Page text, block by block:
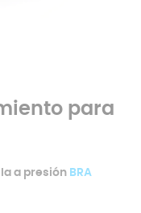
para
a presión BRA